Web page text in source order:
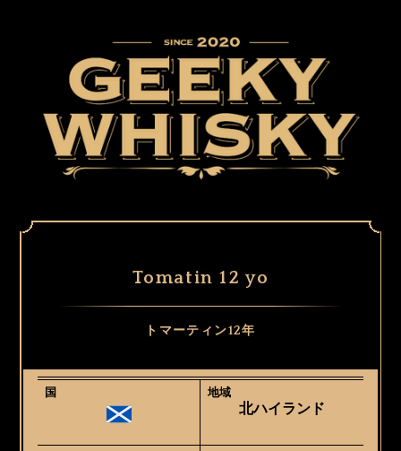
Tomatin 12 yo
トマーティン12年
国 地域
北ハイランド